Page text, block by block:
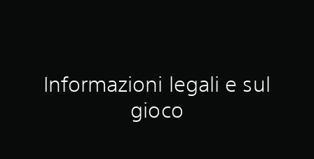
a
Informazioni legali e sul
gioco